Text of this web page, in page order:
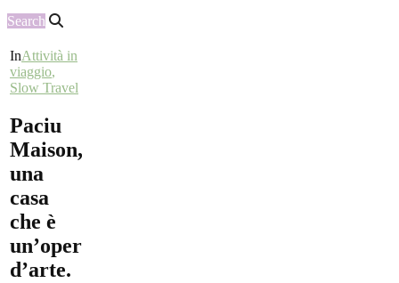
Search
InAttività in
viaggio,
Slow Travel
Paciu
Maison,
una
casa
che è
un’opera
d’arte.